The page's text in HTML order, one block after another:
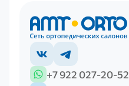
+7 922 027-20-52